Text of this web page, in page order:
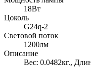
18Вт
Цоколь
G24q-2
Световой поток
1200лм
Описание
Вес: 0.0482кг.,